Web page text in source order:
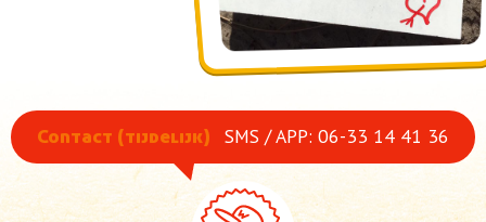
Contact (tijdelijk) SMS / APP: 06-33 14 41 36